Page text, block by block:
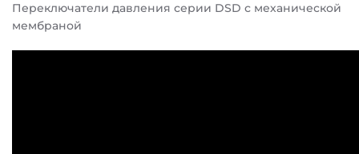
Переключатели давления серии DSD с механической
мембраной